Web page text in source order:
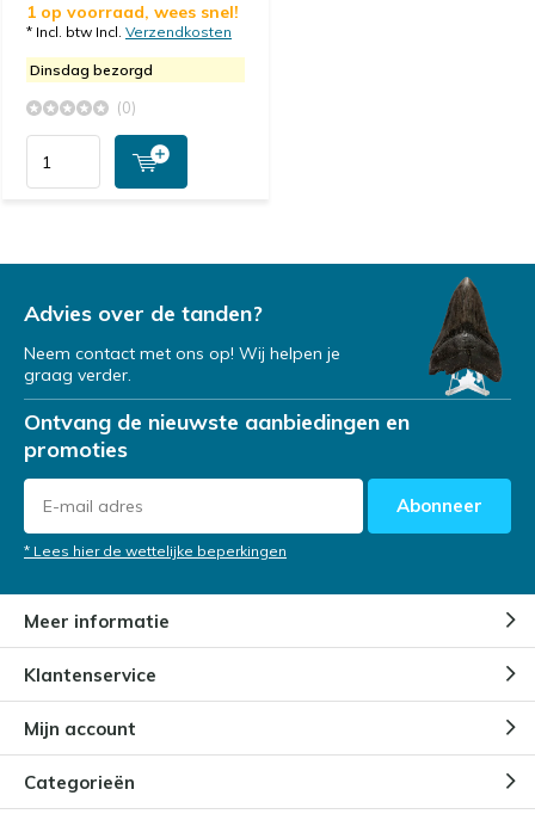
1 op voorraad, wees snel!
* Incl. btw Incl. Verzendkosten
Dinsdag bezorgd
(0)
Advies over de tanden?
Neem contact met ons op! Wij helpen je
graag verder.
Ontvang de nieuwste aanbiedingen en
promoties
Abonneer
* Lees hier de wettelijke beperkingen
Meer informatie
Klantenservice
Mijn account
Categorieën